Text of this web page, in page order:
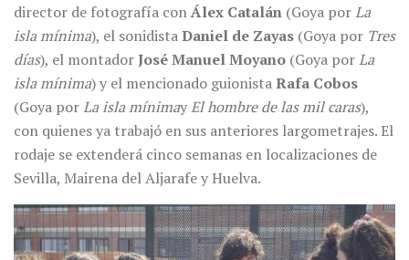
director de fotografía conÁlex Catalán (Goya porLa
isla mínima), el sonidistaDaniel de Zayas (Goya por Tres
días), el montadorJosé Manuel Moyano (Goya porLa
isla mínima) y el mencionado guionistaRafa Cobos
(Goya porLa isla mínimayEl hombre de las mil caras),
con quienes ya trabajó en sus anteriores largometrajes. El
rodaje se extenderá cinco semanas en localizaciones de
Sevilla, Mairena del Aljarafe y Huelva.